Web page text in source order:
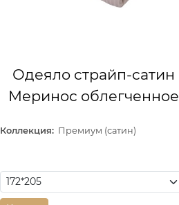
Одеяло страйп-сатин
Меринос облегченное
Коллекция: Премиум (сатин)